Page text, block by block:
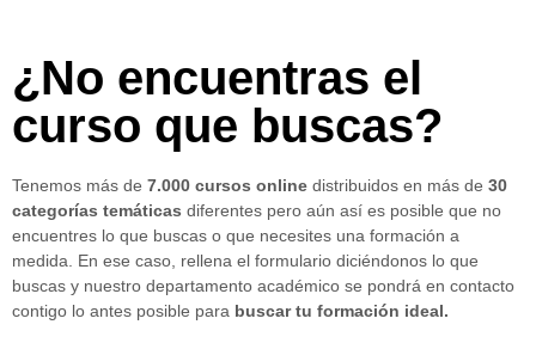
¿No encuentras el
curso que buscas?
Tenemos más de 7.000 cursos online distribuidos en más de 30
categorías temáticas diferentes pero aún así es posible que no
encuentres lo que buscas o que necesites una formación a
medida. En ese caso, rellena el formulario diciéndonos lo que
buscas y nuestro departamento académico se pondrá en contacto
contigo lo antes posible para buscar tu formación ideal.